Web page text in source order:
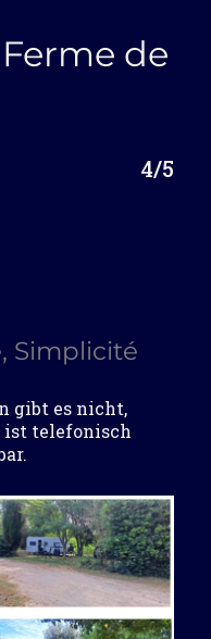
de
4/5
Simplicité
gibt es nicht,
ist telefonisch